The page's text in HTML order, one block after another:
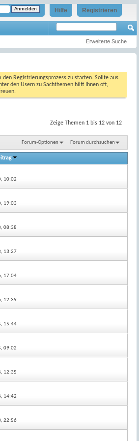
Registrieren
Hilfe
Erweiterte Suche
Registrierungsprozess zu starten. Sollte aus
den Usern zu Sachthemen hilft Ihnen oft,
Zeige Themen 1 bis 12 von 12
Forum-Optionen Forum durchsuchen
10:02
19:03
08:38
13:27
17:04
12:39
15:44
09:02
12:35
14:42
22:56